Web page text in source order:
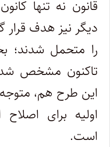
قانون نه تنها
دیگر نیز هدف قرار
را متحمل شدند؛
تاکنون مشخص
این طرح هم،
اولیه برای
است.